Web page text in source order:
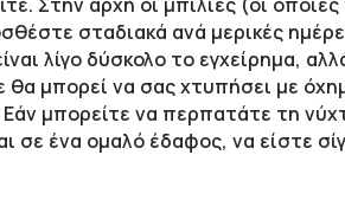
σταδιακά ανά μερικές
λίγο δύσκολο το εγχείρημα,
θα μπορεί να σας χτυπήσει με
μπορείτε να περπατάτε τη
ένα ομαλό έδαφος, να είστε